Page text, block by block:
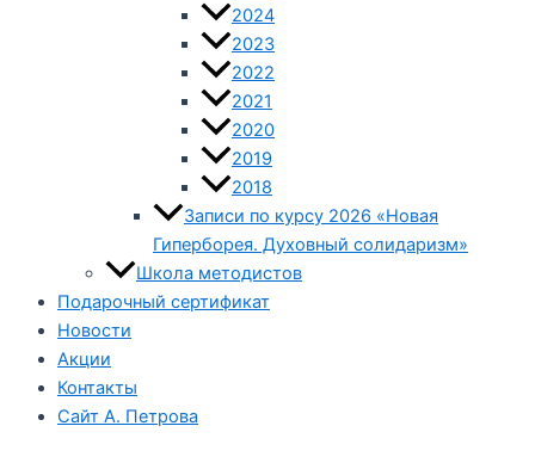
2024
2023
2022
2021
2020
2019
2018
Записи по курсу 2026 «Новая
Гиперборея. Духовный солидаризм»
Школа методистов
Подарочный сертификат
Новости
Акции
Контакты
Сайт А. Петрова